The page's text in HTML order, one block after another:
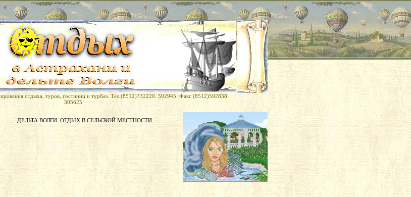
отдыха, туров, гостиниц и турбаз. Тел.(8512)732220. 592945. Факс (8512)592838.
305625
ДЕЛЬТА ВОЛГИ. ОТДЫХ В СЕЛЬСКОЙ МЕСТНОСТИ